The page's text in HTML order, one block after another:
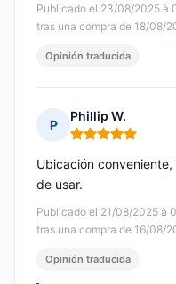
Publicado el 23/08/2025 à
tras una compra de 18/08/
Opinión traducida
P
Phillip W.
Nota: 5 de 5
Publicado el 21/08/2025 à
tras una compra de 16/08/
Ubicación
de usar.
Opinión traducida